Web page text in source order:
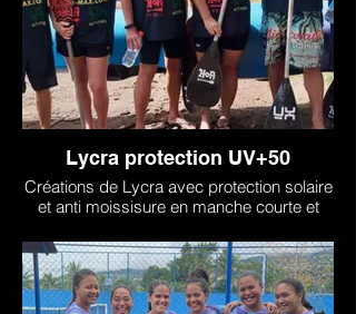
Lycra protection UV+50
Créations de Lycra avec protection solaire
et anti moissisure en manche courte et